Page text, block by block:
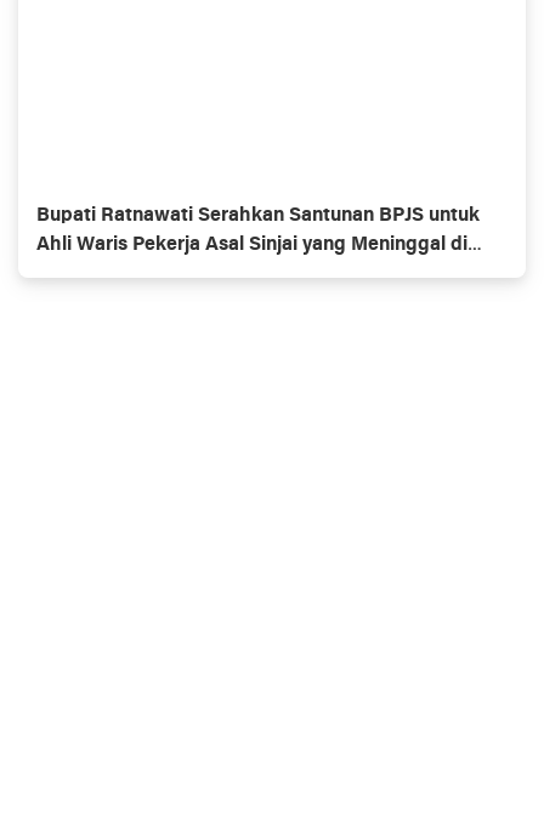
Bupati Ratnawati Serahkan Santunan BPJS untuk
Ahli Waris Pekerja Asal Sinjai yang Meninggal di
Morowali